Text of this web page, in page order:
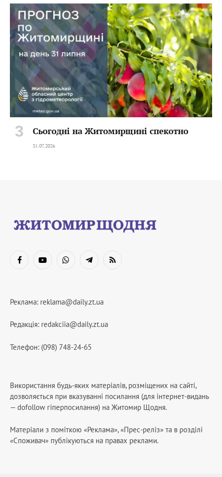
Сьогодні на Житомирщині спекотно
31.07.2026
FacebookYouTubeWhatsAppTelegramRSS
Реклама: reklama@daily.zt.ua
Редакція: redakciia@daily.zt.ua
Телефон: (098) 748-24-65
Використання будь-яких матеріалів, розміщених на сайті,
дозволяється при вказуванні посилання (для інтернет-видань
— dofollow гіперпосилання) на Житомир Щодня.
Матеріали з поміткою «Реклама», «Прес-реліз» та в розділі
«Споживач» публікуються на правах реклами.